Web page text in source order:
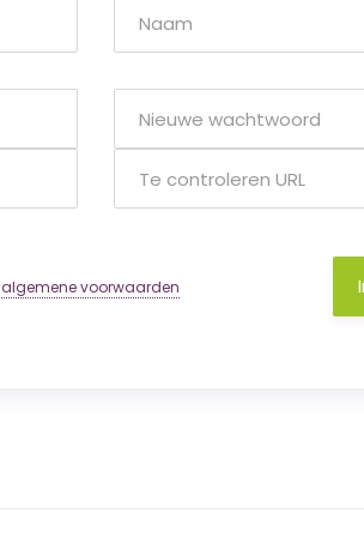
algemene voorwaarden